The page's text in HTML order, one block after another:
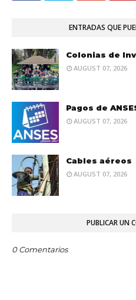
ENTRADAS QUE
Colonias de
AUGUST 07, 2026
Pagos de
AUGUST 07, 2026
Cables aéreos
AUGUST 07, 2026
PUBLICAR UN
0 Comentarios